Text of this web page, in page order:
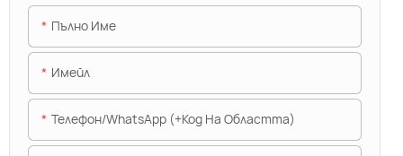
Пълно Име
Имейл
Телефон/WhatsApp (+Код На Областта)